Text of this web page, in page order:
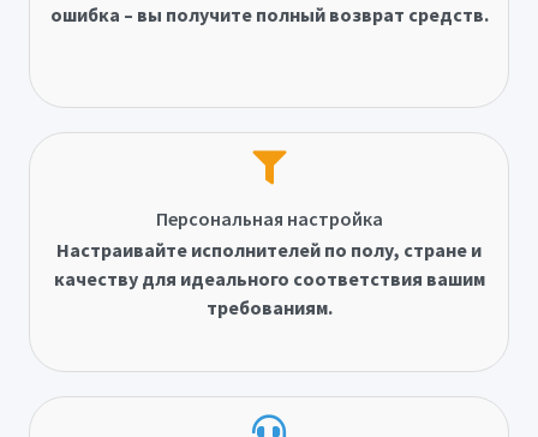
ошибка – вы получите полный возврат средств.
Персональная настройка
Настраивайте исполнителей по полу, стране и
качеству для идеального соответствия вашим
требованиям.